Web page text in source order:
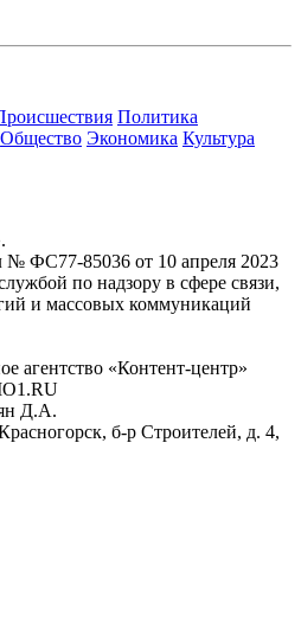
Политика
Общество Экономика Культура
№ ФС77-85036 от 10 апреля 2023
по надзору в сфере связи,
и массовых коммуникаций
«Контент-центр»
Д.А.
б-р Строителей, д. 4,